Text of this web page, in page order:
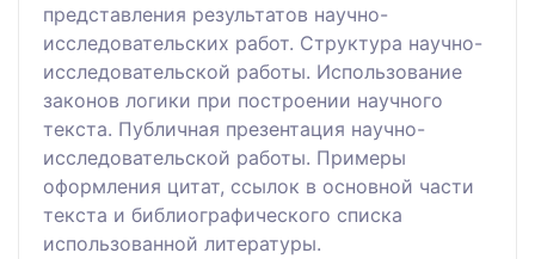
представления результатов научно-
исследовательских работ. Структура научно-
исследовательской работы. Использование
законов логики при построении научного
текста. Публичная презентация научно-
исследовательской работы. Примеры
оформления цитат, ссылок в основной части
текста и библиографического списка
использованной литературы.